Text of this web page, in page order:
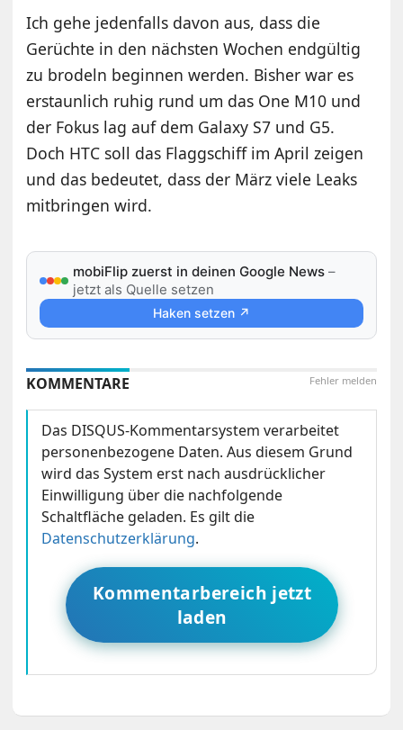
Ich gehe jedenfalls davon aus, dass die
Gerüchte in den nächsten Wochen endgültig
zu brodeln beginnen werden. Bisher war es
erstaunlich ruhig rund um das One M10 und
der Fokus lag auf dem Galaxy S7 und G5.
Doch HTC soll das Flaggschiff im April zeigen
und das bedeutet, dass der März viele Leaks
mitbringen wird.
mobiFlip zuerst in deinen Google News –
jetzt als Quelle setzen
Haken setzen ↗
Fehler melden
KOMMENTARE
Das DISQUS-Kommentarsystem verarbeitet
personenbezogene Daten. Aus diesem Grund
wird das System erst nach ausdrücklicher
Einwilligung über die nachfolgende
Schaltfläche geladen. Es gilt die
Datenschutzerklärung.
Kommentarbereich jetzt
laden